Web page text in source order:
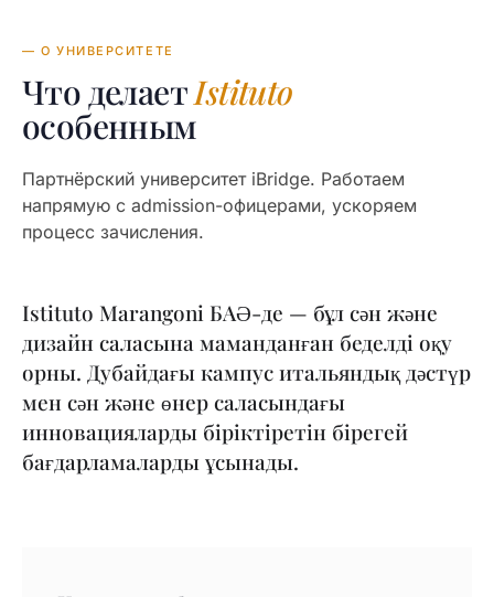
— О УНИВЕРСИТЕТЕ
Что делаетIstituto
особенным
Партнёрский университет iBridge. Работаем
напрямую с admission-офицерами, ускоряем
процесс зачисления.
Istituto Marangoni БАӘ-де — бұл сән және
дизайн саласына маманданған беделді оқу
орны. Дубайдағы кампус итальяндық дәстүр
мен сән және өнер саласындағы
инновацияларды біріктіретін бірегей
бағдарламаларды ұсынады.